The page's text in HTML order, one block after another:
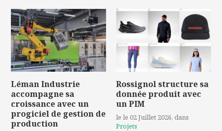
Léman Industrie
accompagne sa
croissance avec un
progiciel de gestion de
production
Rossignol structure sa
donnée produit avec
un PIM
le le 02 Juillet 2026, dans
Projets